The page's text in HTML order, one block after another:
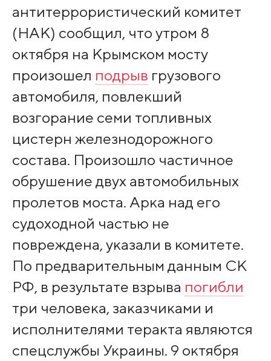
антитеррористический комитет
(НАК) сообщил, что утром 8
октября на Крымском мосту
произошел подрыв грузового
автомобиля, повлекший
возгорание семи топливных
цистерн железнодорожного
состава. Произошло частичное
обрушение двух автомобильных
пролетов моста. Арка над его
судоходной частью не
повреждена, указали в комитете.
По предварительным данным СК
РФ, в результате взрыва погибли
три человека, заказчиками и
исполнителями теракта являются
спецслужбы Украины. 9 октября